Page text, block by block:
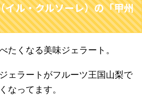
ル・クルソーレ）の「甲州
たくなる美味ジェラート。
ェラートがフルーツ王国山梨で
なってます。